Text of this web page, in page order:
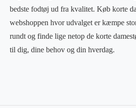
bedste fodtøj ud fra kvalitet. Køb korte
webshoppen hvor udvalget er kæmpe
rundt og finde lige netop de korte
til dig, dine behov og din hverdag.